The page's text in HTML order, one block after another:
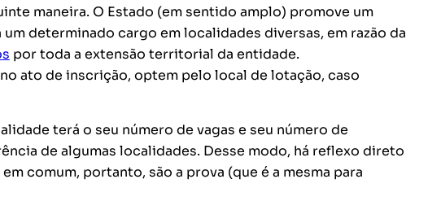
maneira. O Estado (em sentido amplo) promove um
determinado cargo em localidades diversas, em razão da
por toda a extensão territorial da entidade.
ato de inscrição, optem pelo local de lotação, caso
terá o seu número de vagas e seu número de
de algumas localidades. Desse modo, há reflexo direto
comum, portanto, são a prova (que é a mesma para